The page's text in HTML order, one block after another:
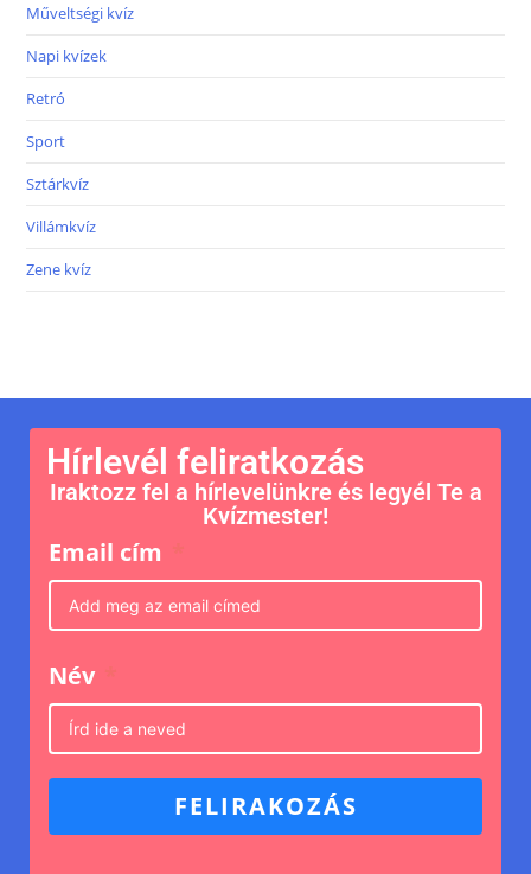
Műveltségi kvíz
Napi kvízek
Retró
Sport
Sztárkvíz
Villámkvíz
Zene kvíz
Hírlevél feliratkozás
Iraktozz fel a hírlevelünkre és legyél Te a
Kvízmester!
Email cím
Név
FELIRAKOZÁS